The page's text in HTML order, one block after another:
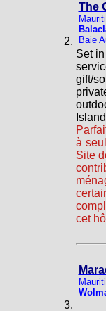
The
Baie
Set
gift/
à
Site
cet